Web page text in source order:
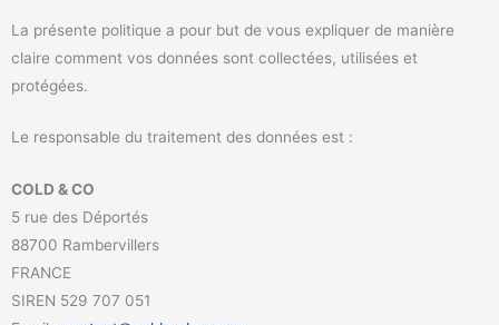
La présente politique a pour but de vous expliquer de manière
claire comment vos données sont collectées, utilisées et
protégées.
Le responsable du traitement des données est :
COLD & CO
5 rue des Déportés
88700 Rambervillers
FRANCE
SIREN 529 707 051